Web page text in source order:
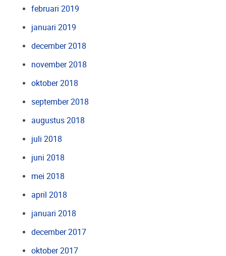
februari 2019
januari 2019
december 2018
november 2018
oktober 2018
september 2018
augustus 2018
juli 2018
juni 2018
mei 2018
april 2018
januari 2018
december 2017
oktober 2017